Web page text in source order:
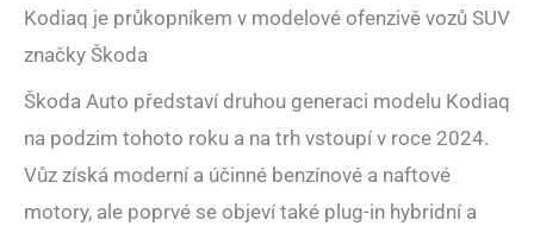
Kodiaq je průkopníkem v modelové ofenzivě vozů SUV
značky Škoda
Škoda Auto představí druhou generaci modelu Kodiaq
na podzim tohoto roku a na trh vstoupí v roce 2024.
Vůz získá moderní a účinné benzínové a naftové
motory, ale poprvé se objeví také plug-in hybridní a